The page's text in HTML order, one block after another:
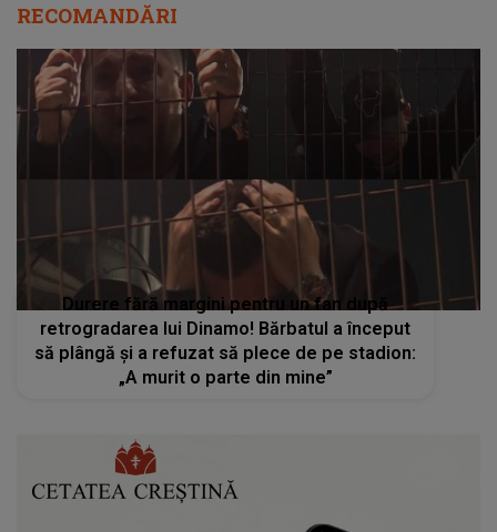
RECOMANDĂRI
Durere fără margini pentru un fan după
retrogradarea lui Dinamo! Bărbatul a început
să plângă și a refuzat să plece de pe stadion:
„A murit o parte din mine”